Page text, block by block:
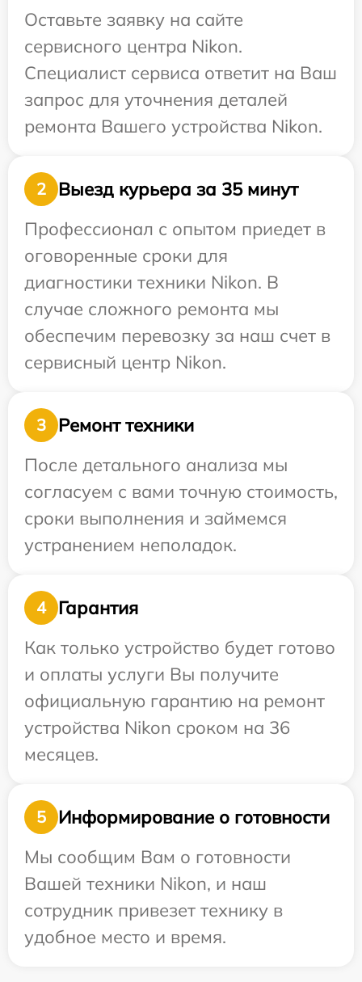
Оставьте заявку на сайте
сервисного центра Nikon.
Специалист сервиса ответит на Ваш
запрос для уточнения деталей
ремонта Вашего устройства Nikon.
2
Выезд курьера за 35 минут
Профессионал с опытом приедет в
оговоренные сроки для
диагностики техники Nikon. В
случае сложного ремонта мы
обеспечим перевозку за наш счет в
сервисный центр Nikon.
3
Ремонт техники
После детального анализа мы
согласуем с вами точную стоимость,
сроки выполнения и займемся
устранением неполадок.
4
Гарантия
Как только устройство будет готово
и оплаты услуги Вы получите
официальную гарантию на ремонт
устройства Nikon сроком на 36
месяцев.
5
Информирование о готовности
Мы сообщим Вам о готовности
Вашей техники Nikon, и наш
сотрудник привезет технику в
удобное место и время.